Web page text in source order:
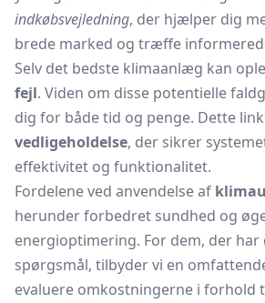
indkøbsvejledning, der hjælper dig
brede marked og træffe
Selv det bedste klimaanlæg kan
fejl. Viden om disse potentielle
dig for både tid og penge. Dette
vedligeholdelse, der sikrer
effektivitet og funktionalitet.
Fordelene ved anvendelse af
herunder forbedret sundhed og
energioptimering. For dem, der
spørgsmål, tilbyder vi en
evaluere omkostningerne i forhold